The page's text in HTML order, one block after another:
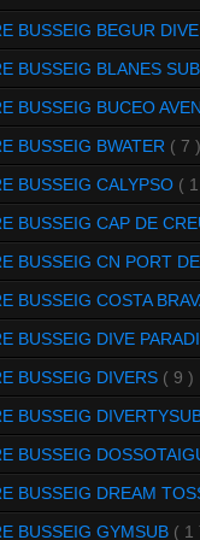
BUSSEIG BEGUR
BUSSEIG BLANES
BUSSEIG BUCEO
BUSSEIG BWATER ( 7 )
BUSSEIG CALYPSO (
BUSSEIG CAP DE
BUSSEIG CN PORT
BUSSEIG COSTA
BUSSEIG DIVE
BUSSEIG DIVERS ( 9 )
BUSSEIG
BUSSEIG
BUSSEIG DREAM
BUSSEIG GYMSUB ( 1